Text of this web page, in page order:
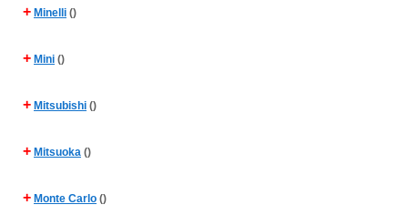
+ Minelli ()
+ Mini ()
+ Mitsubishi ()
+ Mitsuoka ()
+ Monte Carlo ()